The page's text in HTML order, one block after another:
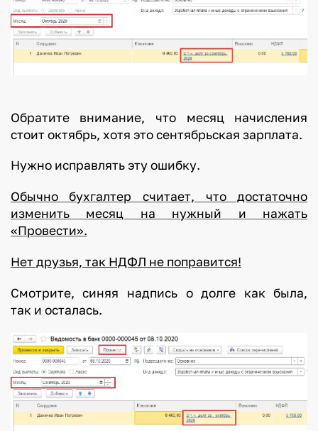
Обратите внимание, что месяц начисления
стоит октябрь, хотя это сентябрьская зарплата.
Нужно исправлять эту ошибку.
Обычно бухгалтер считает, что достаточно
изменить месяц на нужный и нажать
«Провести».
Нет друзья, так НДФЛ не поправится!
Смотрите, синяя надпись о долге как была,
так и осталась.